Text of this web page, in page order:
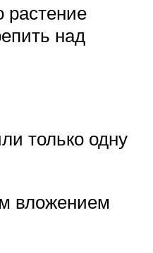
над
только одну
вложением